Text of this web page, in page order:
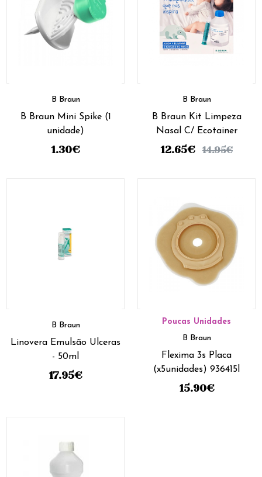
B Braun
B Braun Mini Spike (1
unidade)
1.30€
B Braun
B Braun Kit Limpeza
Nasal C/ Ecotainer
12.65€ 14.95€
B Braun
Linovera Emulsão Ulceras
- 50ml
17.95€
Poucas Unidades
B Braun
Flexima 3s Placa
(x5unidades) 936415l
15.90€